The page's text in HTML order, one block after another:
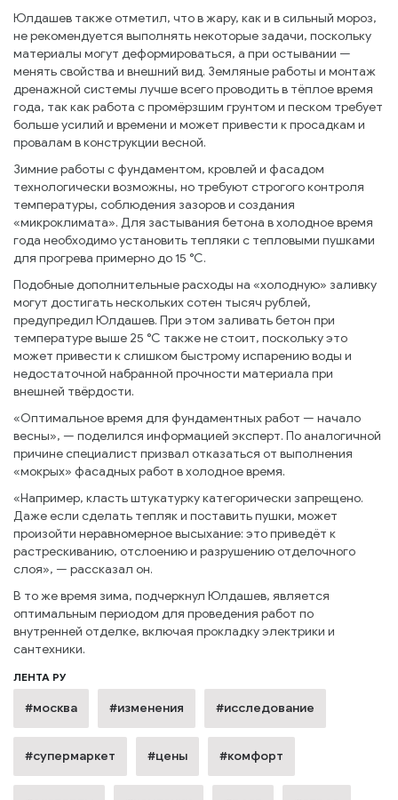
Юлдашев также отметил, что в жару, как и в сильный мороз,
не рекомендуется выполнять некоторые задачи, поскольку
материалы могут деформироваться, а при остывании —
менять свойства и внешний вид. Земляные работы и монтаж
дренажной системы лучше всего проводить в тёплое время
года, так как работа с промёрзшим грунтом и песком требует
больше усилий и времени и может привести к просадкам и
провалам в конструкции весной.
Зимние работы с фундаментом, кровлей и фасадом
технологически возможны, но требуют строгого контроля
температуры, соблюдения зазоров и создания
«микроклимата». Для застывания бетона в холодное время
года необходимо установить тепляки с тепловыми пушками
для прогрева примерно до 15 °С.
Подобные дополнительные расходы на «холодную» заливку
могут достигать нескольких сотен тысяч рублей,
предупредил Юлдашев. При этом заливать бетон при
температуре выше 25 °С также не стоит, поскольку это
может привести к слишком быстрому испарению воды и
недостаточной набранной прочности материала при
внешней твёрдости.
«Оптимальное время для фундаментных работ — начало
весны», — поделился информацией эксперт. По аналогичной
причине специалист призвал отказаться от выполнения
«мокрых» фасадных работ в холодное время.
«Например, класть штукатурку категорически запрещено.
Даже если сделать тепляк и поставить пушки, может
произойти неравномерное высыхание: это приведёт к
растрескиванию, отслоению и разрушению отделочного
слоя», — рассказал он.
В то же время зима, подчеркнул Юлдашев, является
оптимальным периодом для проведения работ по
внутренней отделке, включая прокладку электрики и
сантехники.
ЛЕНТА РУ
#москва #изменения #исследование
#супермаркет #цены #комфорт